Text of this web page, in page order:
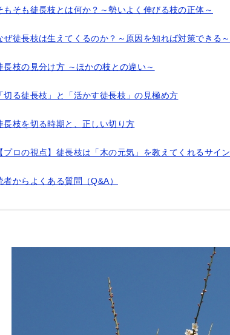
もそも徒長枝とは何か？～勢いよく伸びる枝の正体～
ぜ徒長枝は生えてくるのか？～原因を知れば対策できる～
長枝の見分け方 ～ほかの枝との違い～
「切る徒長枝」と「活かす徒長枝」の見極め方
長枝を切る時期と、正しい切り方
【プロの視点】徒長枝は「木の元気」を教えてくれるサイン
者からよくある質問（Q&A）